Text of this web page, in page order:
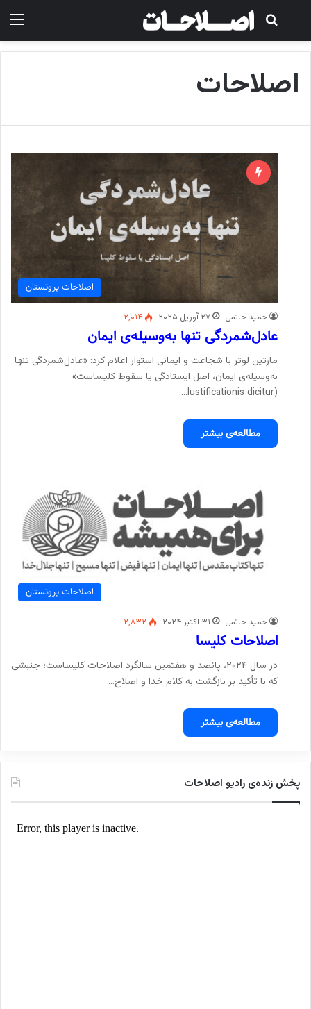
جستجو ...
اصلاحات
اصلاحات پروتستان
حمید حاتمی ۲۷ آوریل ۲۰۲۵ ۲,۰۱۴
عادل‌شمردگی تنها به‌وسیله‌ی ایمان
مارتین لوتر با شجاعت و ایمانی استوار اعلام کرد: «عادل‌شمردگی تنها
به‌وسیله‌ی ایمان، اصل ایستادگی یا سقوط کلیساست»
(Iustificationis dicitur…
مطالعه‌ی بیشتر
اصلاحات پروتستان
حمید حاتمی ۳۱ اکتبر ۲۰۲۴ ۲,۸۳۲
اصلاحات کلیسا
در سال ۲۰۲۴، پانصد و هفتمین سالگرد اصلاحات کلیساست؛ جنبشی
که با تأکید بر بازگشت به کلام خدا و اصلاح…
مطالعه‌ی بیشتر
پخش زنده‌ی رادیو اصلاحات